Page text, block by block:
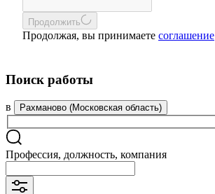
Продолжить
Продолжая, вы принимаете соглашение
Поиск работы
в Рахманово (Московская область)
Профессия, должность, компания